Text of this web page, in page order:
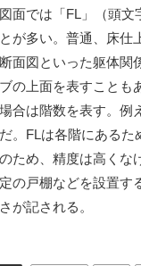
面では「FL」（頭
が多い。普通、床仕
面図といった躯体関
の上面を表すことも
合は階数を表す。例
。FLは各階にあるた
ため、精度は高くな
の戸棚などを設置す
が記される。